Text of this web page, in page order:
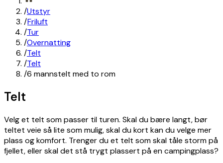
/Utstyr
/Friluft
/Tur
/Overnatting
/Telt
/Telt
/6 mannstelt med to rom
Telt
Velg et telt som passer til turen. Skal du bære langt, bør
teltet veie så lite som mulig, skal du kort kan du velge mer
plass og komfort. Trenger du et telt som skal tåle storm på
fjellet, eller skal det stå trygt plassert på en campingplass?